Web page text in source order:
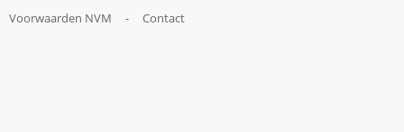
Voorwaarden NVM - Contact